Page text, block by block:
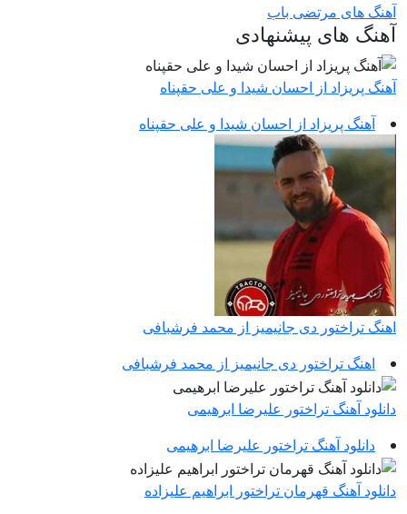
آهنگ های مرتضی باب
آهنگ های پیشنهادی
آهنگ پریزاد از احسان شیدا و علی حقپناه
آهنگ پریزاد از احسان شیدا و علی حقپناه
اهنگ تراختور دی جانیمیز از محمد فرشبافی
اهنگ تراختور دی جانیمیز از محمد فرشبافی
دانلود آهنگ تراختور علیرضا ابرهیمی
دانلود آهنگ تراختور علیرضا ابرهیمی
دانلود آهنگ قهرمان تراختور ابراهیم علیزاده